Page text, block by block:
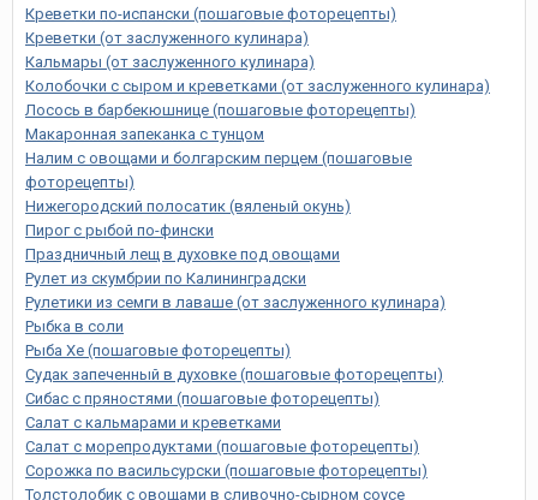
Креветки по-испански (пошаговые фоторецепты)
Креветки (от заслуженного кулинара)
Кальмары (от заслуженного кулинара)
Колобочки с сыром и креветками (от заслуженного кулинара)
Лосось в барбекюшнице (пошаговые фоторецепты)
Макаронная запеканка с тунцом
Налим с овощами и болгарским перцем (пошаговые
фоторецепты)
Нижегородский полосатик (вяленый окунь)
Пирог с рыбой по-фински
Праздничный лещ в духовке под овощами
Рулет из скумбрии по Калининградски
Рулетики из семги в лаваше (от заслуженного кулинара)
Рыбка в соли
Рыба Хе (пошаговые фоторецепты)
Судак запеченный в духовке (пошаговые фоторецепты)
Сибас с пряностями (пошаговые фоторецепты)
Салат с кальмарами и креветками
Салат с морепродуктами (пошаговые фоторецепты)
Сорожка по васильсурски (пошаговые фоторецепты)
Толстолобик с овощами в сливочно-сырном соусе